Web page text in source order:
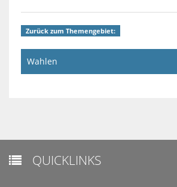
Zurück zum Themengebiet:
Wahlen
 QUICKLINKS